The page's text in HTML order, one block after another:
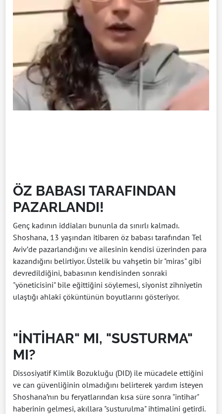
ÖZ BABASI TARAFINDAN
PAZARLANDI!
Genç kadının iddiaları bununla da sınırlı kalmadı.
Shoshana, 13 yaşından itibaren öz babası tarafından Tel
Aviv’de pazarlandığını ve ailesinin kendisi üzerinden para
kazandığını belirtiyor. Üstelik bu vahşetin bir "miras" gibi
devredildiğini, babasının kendisinden sonraki
"yöneticisini" bile eğittiğini söylemesi, siyonist zihniyetin
ulaştığı ahlaki çöküntünün boyutlarını gösteriyor.
"İNTİHAR" MI, "SUSTURMA"
MI?
Dissosiyatif Kimlik Bozukluğu (DID) ile mücadele ettiğini
ve can güvenliğinin olmadığını belirterek yardım isteyen
Shoshana’nın bu feryatlarından kısa süre sonra "intihar"
haberinin gelmesi, akıllara "susturulma" ihtimalini getirdi.